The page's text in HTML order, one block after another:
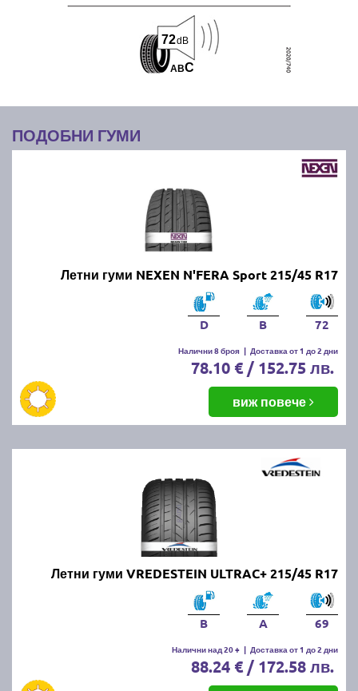
ABC
72dB
ПОДОБНИ ГУМИ
Летни гуми NEXEN N'FERA Sport 215/45 R17
D B 72
Налични 8 броя | Доставка от 1 до 2 дни
78.10 € / 152.75 лв.
виж повече
Летни гуми VREDESTEIN ULTRAC+ 215/45 R17
B A 69
Налични над 20 + | Доставка от 1 до 2 дни
88.24 € / 172.58 лв.